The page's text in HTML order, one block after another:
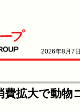
2026年8月7
拡大で動物